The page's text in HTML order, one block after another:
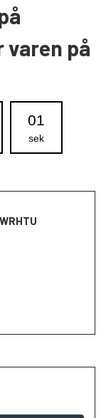
varen på
00
sek